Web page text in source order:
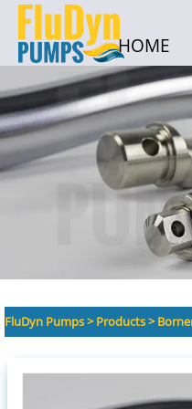
HOME
HOME
FluDyn Pumps>Products>